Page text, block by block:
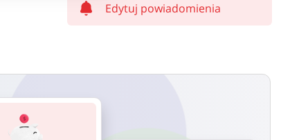
Edytuj powiadomienia